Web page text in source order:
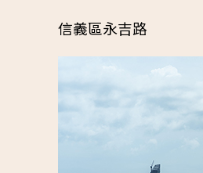
信義區永吉路